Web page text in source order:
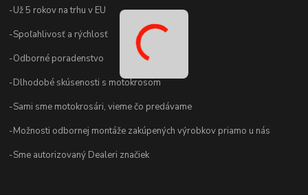
-Už 5 rokov na trhu v EU
-Spoľahlivosť a rýchlosť
-Odborné poradenstvo
-Dlhodobé skúsenosti s motokrosom
-Sami sme motokrosári, vieme čo predávame
-Možnosti odbornej montáže zakúpených výrobkov priamo u nás
-Sme autorizovaný Dealeri značiek